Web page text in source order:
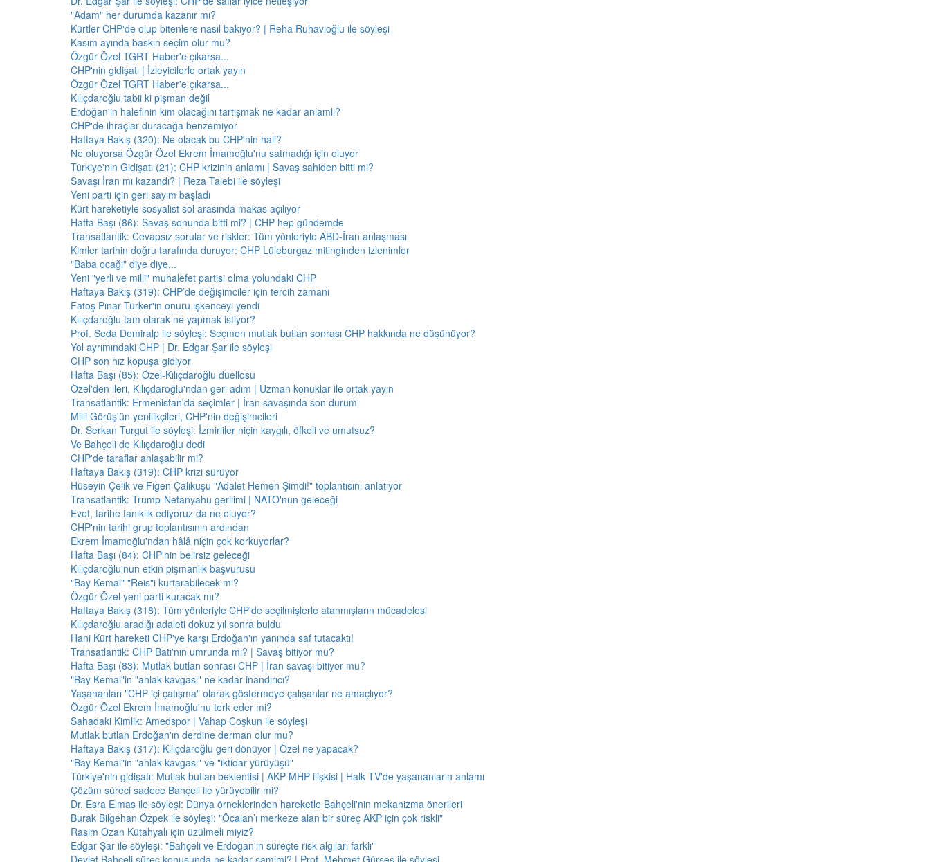
"Adam" her durumda kazanır mı?
Kürtler CHP'de olup bitenlere nasıl bakıyor? | Reha Ruhavioğlu ile söyleşi
Kasım ayında baskın seçim olur mu?
Özgür Özel TGRT Haber'e çıkarsa...
CHP'nin gidişatı | İzleyicilerle ortak yayın
Özgür Özel TGRT Haber'e çıkarsa...
Kılıçdaroğlu tabii ki pişman değil
Erdoğan'ın halefinin kim olacağını tartışmak ne kadar anlamlı?
CHP'de ihraçlar duracağa benzemiyor
Haftaya Bakış (320): Ne olacak bu CHP'nin hali?
Ne oluyorsa Özgür Özel Ekrem İmamoğlu'nu satmadığı için oluyor
Türkiye'nin Gidişatı (21): CHP krizinin anlamı | Savaş sahiden bitti mi?
Savaşı İran mı kazandı? | Reza Talebi ile söyleşi
Yeni parti için geri sayım başladı
Kürt hareketiyle sosyalist sol arasında makas açılıyor
Hafta Başı (86): Savaş sonunda bitti mi? | CHP hep gündemde
Transatlantik: Cevapsız sorular ve riskler: Tüm yönleriyle ABD-İran anlaşması
Kimler tarihin doğru tarafında duruyor: CHP Lüleburgaz mitinginden izlenimler
"Baba ocağı" diye diye...
Yeni "yerli ve milli" muhalefet partisi olma yolundaki CHP
Haftaya Bakış (319): CHP’de değişimciler için tercih zamanı
Fatoş Pınar Türker'in onuru işkenceyi yendi
Kılıçdaroğlu tam olarak ne yapmak istiyor?
Prof. Seda Demiralp ile söyleşi: Seçmen mutlak butlan sonrası CHP hakkında ne düşünüyor?
Yol ayrımındaki CHP | Dr. Edgar Şar ile söyleşi
CHP son hız kopuşa gidiyor
Hafta Başı (85): Özel-Kılıçdaroğlu düellosu
Özel'den ileri, Kılıçdaroğlu'ndan geri adım | Uzman konuklar ile ortak yayın
Transatlantik: Ermenistan'da seçimler | İran savaşında son durum
Milli Görüş'ün yenilikçileri, CHP'nin değişimcileri
Dr. Serkan Turgut ile söyleşi: İzmirliler niçin kaygılı, öfkeli ve umutsuz?
Ve Bahçeli de Kılıçdaroğlu dedi
CHP'de taraflar anlaşabilir mi?
Haftaya Bakış (319): CHP krizi sürüyor
Hüseyin Çelik ve Figen Çalıkuşu "Adalet Hemen Şimdi!" toplantısını anlatıyor
Transatlantik: Trump-Netanyahu gerilimi | NATO'nun geleceği
Evet, tarihe tanıklık ediyoruz da ne oluyor?
CHP'nin tarihi grup toplantısının ardından
Ekrem İmamoğlu'ndan hâlâ niçin çok korkuyorlar?
Hafta Başı (84): CHP'nin belirsiz geleceği
Kılıçdaroğlu'nun etkin pişmanlık başvurusu
"Bay Kemal" "Reis"i kurtarabilecek mi?
Özgür Özel yeni parti kuracak mı?
Haftaya Bakış (318): Tüm yönleriyle CHP'de seçilmişlerle atanmışların mücadelesi
Kılıçdaroğlu aradığı adaleti dokuz yıl sonra buldu
Hani Kürt hareketi CHP'ye karşı Erdoğan'ın yanında saf tutacaktı!
Transatlantik: CHP Batı'nın umrunda mı? | Savaş bitiyor mu?
Hafta Başı (83): Mutlak butlan sonrası CHP | İran savaşı bitiyor mu?
"Bay Kemal"in "ahlak kavgası" ne kadar inandırıcı?
Yaşananları "CHP içi çatışma" olarak göstermeye çalışanlar ne amaçlıyor?
Özgür Özel Ekrem İmamoğlu'nu terk eder mi?
Sahadaki Kimlik: Amedspor | Vahap Coşkun ile söyleşi
Mutlak butlan Erdoğan'ın derdine derman olur mu?
Haftaya Bakış (317): Kılıçdaroğlu geri dönüyor | Özel ne yapacak?
"Bay Kemal"in "ahlak kavgası" ve "iktidar yürüyüşü"
Türkiye'nin gidişatı: Mutlak butlan beklentisi | AKP-MHP ilişkisi | Halk TV'de yaşananların anlamı
Çözüm süreci sadece Bahçeli ile yürüyebilir mi?
Dr. Esra Elmas ile söyleşi: Dünya örneklerinden hareketle Bahçeli'nin mekanizma önerileri
Burak Bilgehan Özpek ile söyleşi: "Öcalan’ı merkeze alan bir süreç AKP için çok riskli"
Rasim Ozan Kütahyalı için üzülmeli miyiz?
Edgar Şar ile söyleşi: "Bahçeli ve Erdoğan'ın süreçte risk algıları farklı"
Devlet Bahçeli süreç konusunda ne kadar samimi? | Prof. Mehmet Gürses ile söyleşi